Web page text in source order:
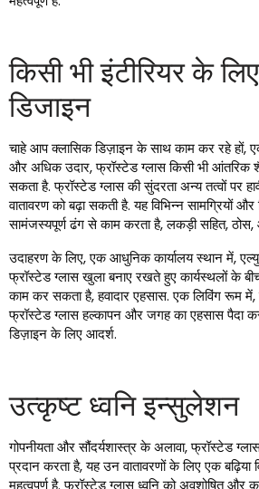
किसी भी इंटीरियर के
डिजाइन
चाहे आप क्लासिक डिज़ाइन के साथ काम कर रहे हों,
और अधिक उदार, फ्रॉस्टेड ग्लास किसी भी आंतरिक
सकता है. फ्रॉस्टेड ग्लास की सुंदरता अन्य तत्वों पर
वातावरण को बढ़ा सकती है. यह विभिन्न सामग्रियों
सामंजस्यपूर्ण ढंग से काम करता है, लकड़ी सहित,
उदाहरण के लिए, एक आधुनिक कार्यालय स्थान में,
फ्रॉस्टेड ग्लास खुला बनाए रखते हुए कार्यस्थलों के
काम कर सकता है, हवादार एहसास. एक लिविंग रूम में,
फ्रॉस्टेड ग्लास हल्कापन और जगह का एहसास पैदा
डिज़ाइन के लिए आदर्श.
उत्कृष्ट ध्वनि इन्सुलेशन
गोपनीयता और सौंदर्यशास्त्र के अलावा, फ्रॉस्टेड
प्रदान करता है, यह उन वातावरणों के लिए एक बढ़िया
महत्वपूर्ण है. फ्रॉस्टेड ग्लास ध्वनि को अवशोषित और